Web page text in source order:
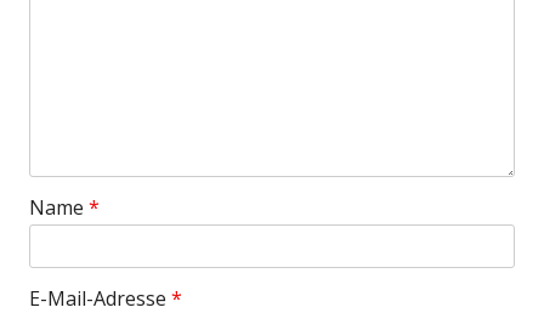
Name *
E-Mail-Adresse *